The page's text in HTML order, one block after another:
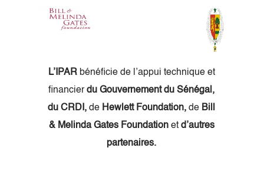
L’IPARbénéficie de l’appui technique et
financierdu Gouvernement du Sénégal,
du CRDI, de Hewlett Foundation, de Bill
& Melinda Gates Foundation et d’autres
partenaires.